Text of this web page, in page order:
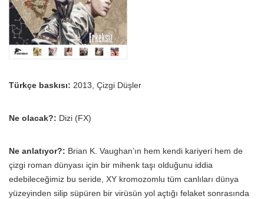
Türkçe baskısı: 2013, Çizgi Düşler
Ne olacak?: Dizi (FX)
Ne anlatıyor?: Brian K. Vaughan’ın hem kendi kariyeri hem de
çizgi roman dünyası için bir mihenk taşı olduğunu iddia
edebileceğimiz bu seride, XY kromozomlu tüm canlıları dünya
yüzeyinden silip süpüren bir virüsün yol açtığı felaket sonrasında